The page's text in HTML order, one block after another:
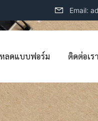
Email:
ลดแบบฟอร์ม ติดต่อเรา